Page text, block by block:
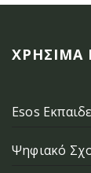
ΧΡΉΣΙΜΑ
Esos
Ψηφιακό